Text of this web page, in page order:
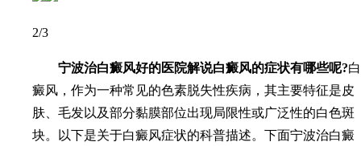
2/3
宁波治白癜风好的医院解说白癜风的症状有哪些呢?白
癜风，作为一种常见的色素脱失性疾病，其主要特征是皮
肤、毛发以及部分黏膜部位出现局限性或广泛性的白色斑
块。以下是关于白癜风症状的科普描述。下面宁波治白癜